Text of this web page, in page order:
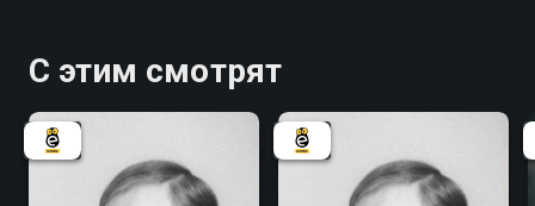
С этим смотрят